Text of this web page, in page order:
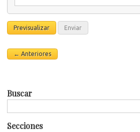
← Anteriores
Buscar
Secciones